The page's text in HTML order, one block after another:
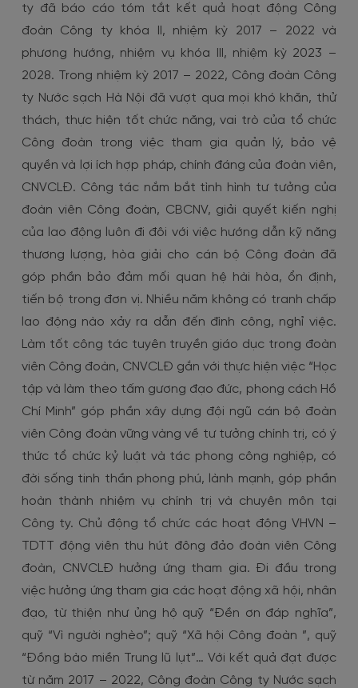
ty đã báo cáo tóm tắt kết quả hoạt động Công
đoàn Công ty khóa II, nhiệm kỳ 2017 – 2022 và
phương hướng, nhiệm vụ khóa III, nhiệm kỳ 2023 –
2028. Trong nhiệm kỳ 2017 – 2022, Công đoàn Công
ty Nước sạch Hà Nội đã vượt qua mọi khó khăn, thử
thách, thực hiện tốt chức năng, vai trò của tổ chức
Công đoàn trong việc tham gia quản lý, bảo vệ
quyền và lợi ích hợp pháp, chính đáng của đoàn viên,
CNVCLĐ. Công tác nắm bắt tình hình tư tưởng của
đoàn viên Công đoàn, CBCNV, giải quyết kiến nghị
của lao động luôn đi đôi với việc hướng dẫn kỹ năng
thương lượng, hòa giải cho cán bộ Công đoàn đã
góp phần bảo đảm mối quan hệ hài hòa, ổn định,
tiến bộ trong đơn vị. Nhiều năm không có tranh chấp
lao động nào xảy ra dẫn đến đình công, nghỉ việc.
Làm tốt công tác tuyên truyền giáo dục trong đoàn
viên Công đoàn, CNVCLĐ gắn với thực hiện việc “Học
tập và làm theo tấm gương đạo đức, phong cách Hồ
Chí Minh” góp phần xây dựng đội ngũ cán bộ đoàn
viên Công đoàn vững vàng về tư tưởng chính trị, có ý
thức tổ chức kỷ luật và tác phong công nghiệp, có
đời sống tinh thần phong phú, lành mạnh, góp phần
hoàn thành nhiệm vụ chính trị và chuyên môn tại
Công ty. Chủ động tổ chức các hoạt động VHVN –
TDTT động viên thu hút đông đảo đoàn viên Công
đoàn, CNVCLĐ hưởng ứng tham gia. Đi đầu trong
việc hưởng ứng tham gia các hoạt động xã hội, nhân
đạo, từ thiện như ủng hộ quỹ “Đền ơn đáp nghĩa”,
quỹ “Vì người nghèo”; quỹ “Xã hội Công đoàn ”, quỹ
“Đồng bào miền Trung lũ lụt”… Với kết quả đạt được
từ năm 2017 – 2022, Công đoàn Công ty Nước sạch